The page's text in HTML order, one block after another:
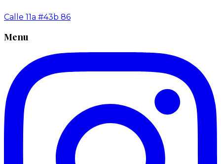
Calle 11a #43b 86
Menu